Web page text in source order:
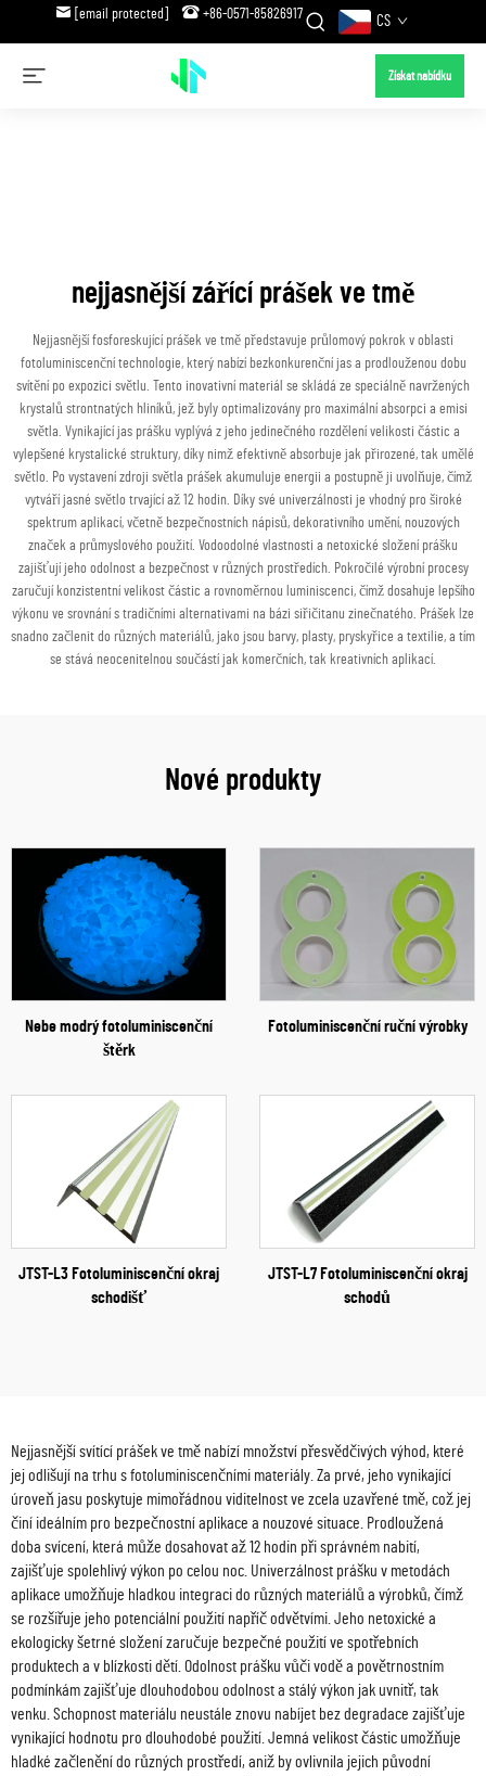
[email protected] +86-0571-85826917 CS
Získat nabídku
nejjasnější zářící prášek ve tmě
Nejjasnější fosforeskující prášek ve tmě představuje průlomový pokrok v oblasti
fotoluminiscenční technologie, který nabízí bezkonkurenční jas a prodlouženou dobu
svítění po expozici světlu. Tento inovativní materiál se skládá ze speciálně navržených
krystalů strontnatých hliníků, jež byly optimalizovány pro maximální absorpci a emisi
světla. Vynikající jas prášku vyplývá z jeho jedinečného rozdělení velikosti částic a
vylepšené krystalické struktury, díky nimž efektivně absorbuje jak přirozené, tak umělé
světlo. Po vystavení zdroji světla prášek akumuluje energii a postupně ji uvolňuje, čímž
vytváří jasné světlo trvající až 12 hodin. Díky své univerzálnosti je vhodný pro široké
spektrum aplikací, včetně bezpečnostních nápisů, dekorativního umění, nouzových
značek a průmyslového použití. Vodoodolné vlastnosti a netoxické složení prášku
zajišťují jeho odolnost a bezpečnost v různých prostředích. Pokročilé výrobní procesy
zaručují konzistentní velikost částic a rovnoměrnou luminiscenci, čímž dosahuje lepšího
výkonu ve srovnání s tradičními alternativami na bázi siřičitanu zinečnatého. Prášek lze
snadno začlenit do různých materiálů, jako jsou barvy, plasty, pryskyřice a textilie, a tím
se stává neocenitelnou součástí jak komerčních, tak kreativních aplikací.
Nové produkty
Nebe modrý fotoluminiscenční
štěrk
Fotoluminiscenční ruční výrobky
JTST-L3 Fotoluminiscenční okraj
schodišť
JTST-L7 Fotoluminiscenční okraj
schodů
Nejjasnější svítící prášek ve tmě nabízí množství přesvědčivých výhod, které
jej odlišují na trhu s fotoluminiscenčními materiály. Za prvé, jeho vynikající
úroveň jasu poskytuje mimořádnou viditelnost ve zcela uzavřené tmě, což jej
činí ideálním pro bezpečnostní aplikace a nouzové situace. Prodloužená
doba svícení, která může dosahovat až 12 hodin při správném nabití,
zajišťuje spolehlivý výkon po celou noc. Univerzálnost prášku v metodách
aplikace umožňuje hladkou integraci do různých materiálů a výrobků, čímž
se rozšiřuje jeho potenciální použití napříč odvětvími. Jeho netoxické a
ekologicky šetrné složení zaručuje bezpečné použití ve spotřebních
produktech a v blízkosti dětí. Odolnost prášku vůči vodě a povětrnostním
podmínkám zajišťuje dlouhodobou odolnost a stálý výkon jak uvnitř, tak
venku. Schopnost materiálu neustále znovu nabíjet bez degradace zajišťuje
vynikající hodnotu pro dlouhodobé použití. Jemná velikost částic umožňuje
hladké začlenění do různých prostředí, aniž by ovlivnila jejich původní